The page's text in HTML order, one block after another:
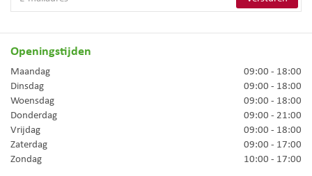
Openingstijden
Maandag
09:00 - 18:00
Dinsdag
09:00 - 18:00
Woensdag
09:00 - 18:00
Donderdag
09:00 - 21:00
Vrijdag
09:00 - 18:00
Zaterdag
09:00 - 17:00
Zondag
10:00 - 17:00